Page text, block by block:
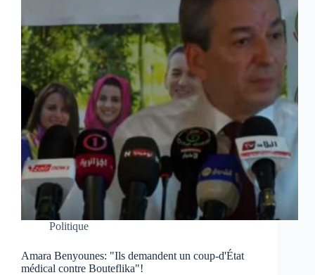
Politique
Amara Benyounes: "Ils demandent un coup-d'État
médical contre Bouteflika"!